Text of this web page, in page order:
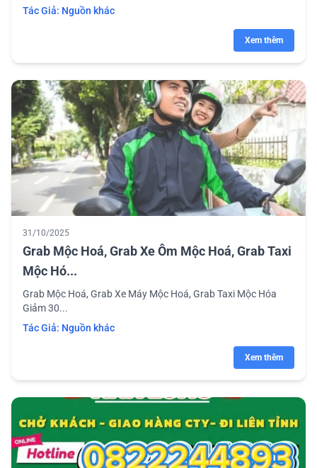
Tác Giả: Nguồn khác
Xem thêm
31/10/2025
Grab Mộc Hoá, Grab Xe Ôm Mộc Hoá, Grab Taxi
Mộc Hó...
Grab Mộc Hoá, Grab Xe Máy Mộc Hoá, Grab Taxi Mộc Hóa
Giảm 30...
Tác Giả: Nguồn khác
Xem thêm